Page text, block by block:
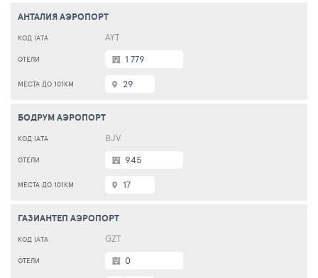
АНТАЛИЯ АЭРОПОРТ
AYT
1 779
29
БОДРУМ АЭРОПОРТ
BJV
945
17
ГАЗИАНТЕП АЭРОПОРТ
GZT
0